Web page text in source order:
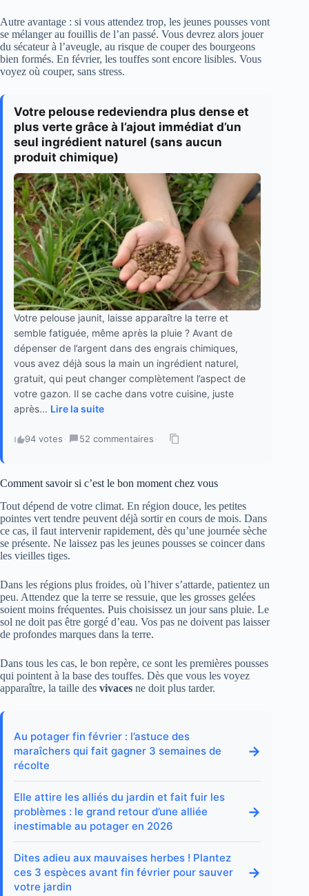
Autre avantage : si vous attendez trop, les jeunes pousses vont
se mélanger au fouillis de l’an passé. Vous devrez alors jouer
du sécateur à l’aveugle, au risque de couper des bourgeons
bien formés. En février, les touffes sont encore lisibles. Vous
voyez où couper, sans stress.
Votre pelouse redeviendra plus dense et
plus verte grâce à l’ajout immédiat d’un
seul ingrédient naturel (sans aucun
produit chimique)
Votre pelouse jaunit, laisse apparaître la terre et
semble fatiguée, même après la pluie ? Avant de
dépenser de l’argent dans des engrais chimiques,
vous avez déjà sous la main un ingrédient naturel,
gratuit, qui peut changer complètement l’aspect de
votre gazon. Il se cache dans votre cuisine, juste
après... Lire la suite
94 votes · 52 commentaires ·
Comment savoir si c’est le bon moment chez vous
Tout dépend de votre climat. En région douce, les petites
pointes vert tendre peuvent déjà sortir en cours de mois. Dans
ce cas, il faut intervenir rapidement, dès qu’une journée sèche
se présente. Ne laissez pas les jeunes pousses se coincer dans
les vieilles tiges.
Dans les régions plus froides, où l’hiver s’attarde, patientez un
peu. Attendez que la terre se ressuie, que les grosses gelées
soient moins fréquentes. Puis choisissez un jour sans pluie. Le
sol ne doit pas être gorgé d’eau. Vos pas ne doivent pas laisser
de profondes marques dans la terre.
Dans tous les cas, le bon repère, ce sont les premières pousses
qui pointent à la base des touffes. Dès que vous les voyez
apparaître, la taille des vivaces ne doit plus tarder.
Au potager fin février : l’astuce des
maraîchers qui fait gagner 3 semaines de
récolte
→
Elle attire les alliés du jardin et fait fuir les
problèmes : le grand retour d’une alliée
inestimable au potager en 2026
→
Dites adieu aux mauvaises herbes ! Plantez
ces 3 espèces avant fin février pour sauver
votre jardin
→